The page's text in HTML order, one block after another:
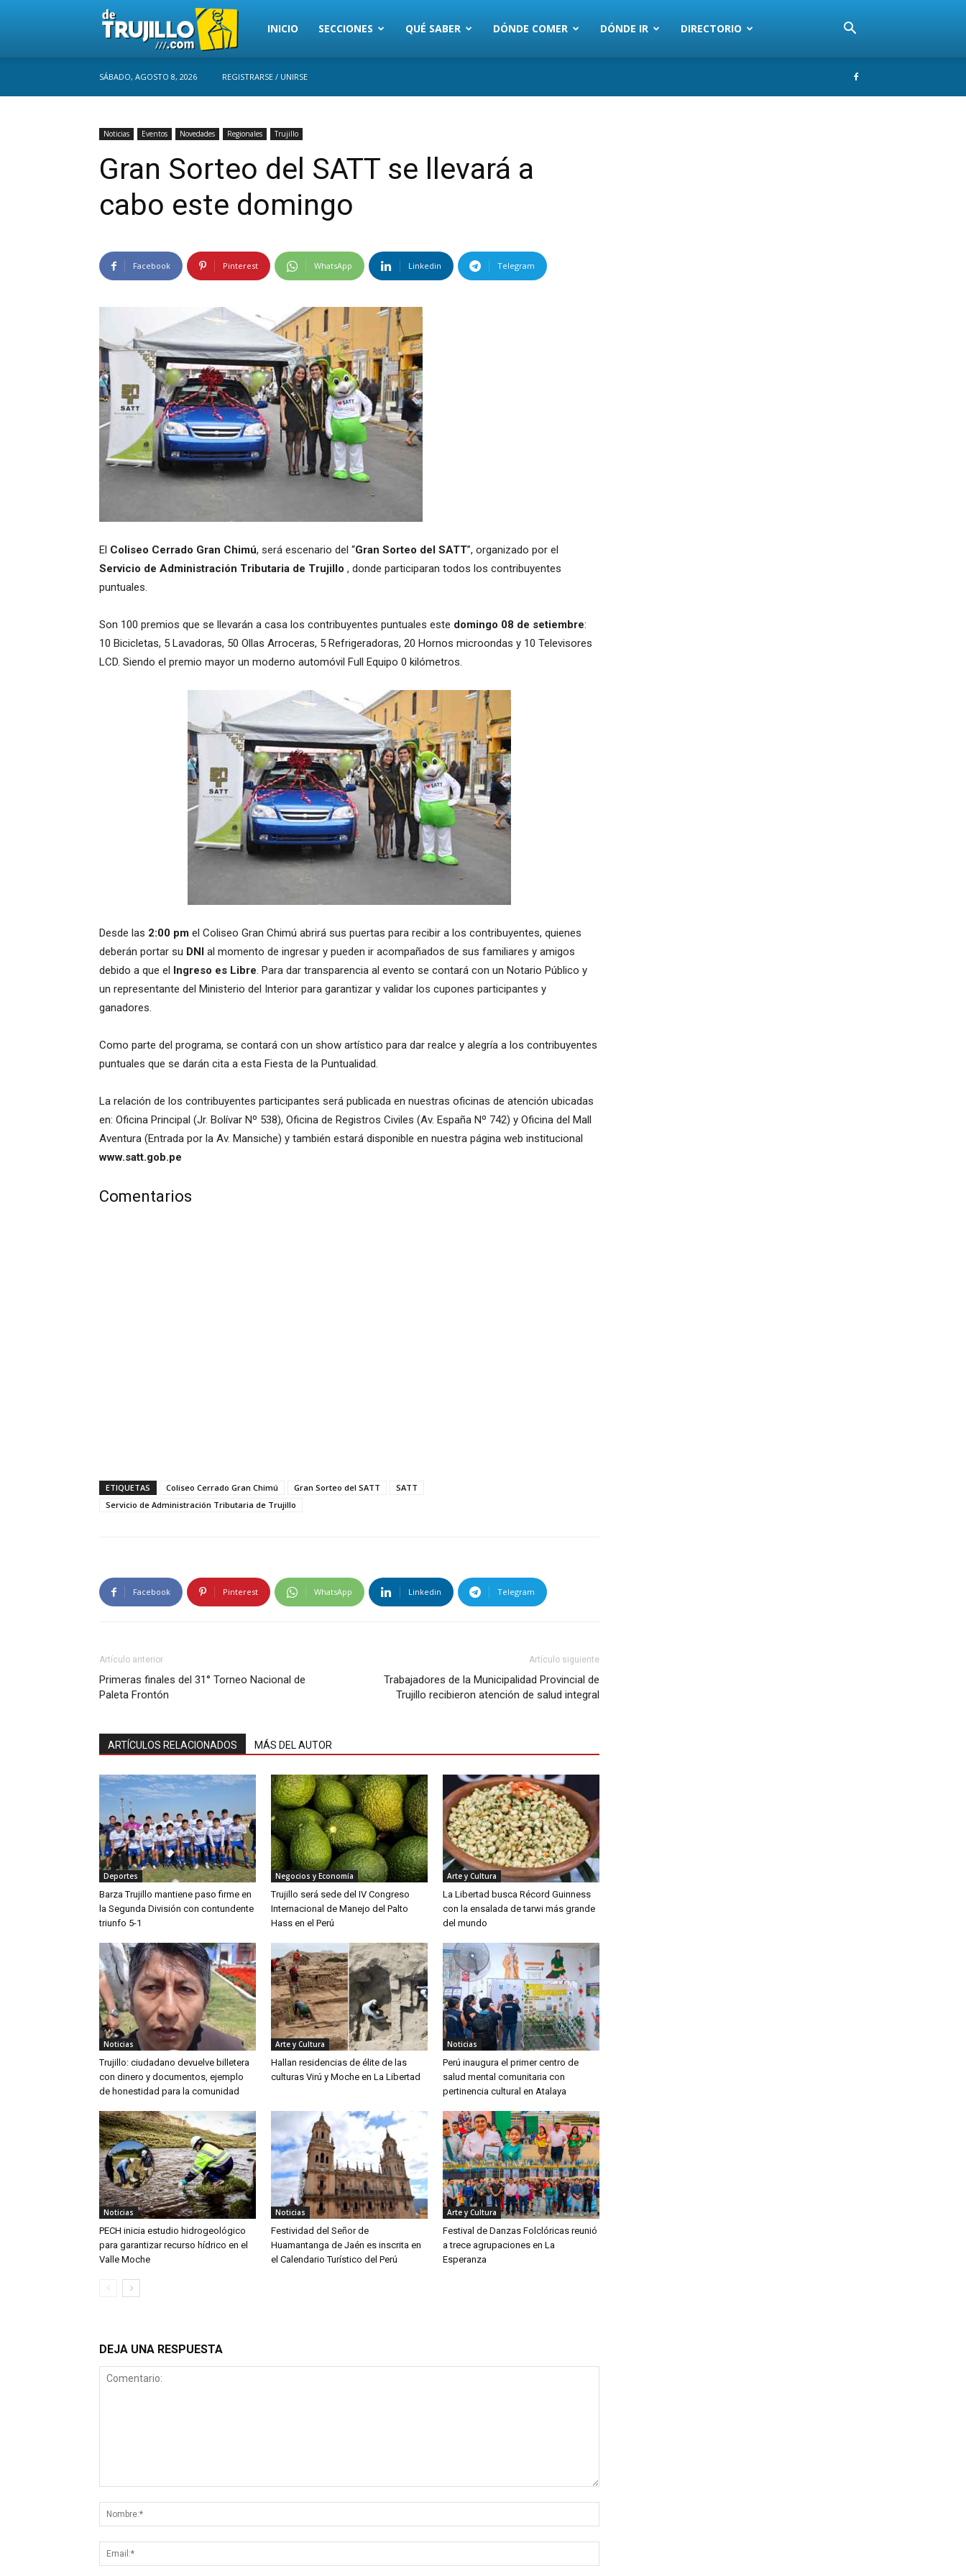
Trujillo
INICIO SECCIONES QUÉ SABER DÓNDE COMER DÓNDE IR DIRECTORIO
SÁBADO, AGOSTO 8, 2026 REGISTRARSE / UNIRSE
Noticias Eventos Novedades Regionales Trujillo
Gran Sorteo del SATT se llevará a
cabo este domingo
Facebook Pinterest WhatsApp Linkedin Telegram
El Coliseo Cerrado Gran Chimú, será escenario del “Gran Sorteo del SATT”, organizado por el
Servicio de Administración Tributaria de Trujillo , donde participaran todos los contribuyentes
puntuales.
Son 100 premios que se llevarán a casa los contribuyentes puntuales este domingo 08 de setiembre:
10 Bicicletas, 5 Lavadoras, 50 Ollas Arroceras, 5 Refrigeradoras, 20 Hornos microondas y 10 Televisores
LCD. Siendo el premio mayor un moderno automóvil Full Equipo 0 kilómetros.
Desde las 2:00 pm el Coliseo Gran Chimú abrirá sus puertas para recibir a los contribuyentes, quienes
deberán portar su DNI al momento de ingresar y pueden ir acompañados de sus familiares y amigos
debido a que el Ingreso es Libre. Para dar transparencia al evento se contará con un Notario Público y
un representante del Ministerio del Interior para garantizar y validar los cupones participantes y
ganadores.
Como parte del programa, se contará con un show artístico para dar realce y alegría a los contribuyentes
puntuales que se darán cita a esta Fiesta de la Puntualidad.
La relación de los contribuyentes participantes será publicada en nuestras oficinas de atención ubicadas
en: Oficina Principal (Jr. Bolívar Nº 538), Oficina de Registros Civiles (Av. España Nº 742) y Oficina del Mall
Aventura (Entrada por la Av. Mansiche) y también estará disponible en nuestra página web institucional
www.satt.gob.pe
Comentarios
ETIQUETAS Coliseo Cerrado Gran Chimú Gran Sorteo del SATT
SATT
Servicio de Administración Tributaria de Trujillo
Facebook Pinterest WhatsApp Linkedin Telegram
Artículo anterior
Primeras finales del 31° Torneo Nacional de
Paleta Frontón
Artículo siguiente
Trabajadores de la Municipalidad Provincial de
Trujillo recibieron atención de salud integral
ARTÍCULOS RELACIONADOS MÁS DEL AUTOR
Deportes
Barza Trujillo mantiene paso firme en
la Segunda División con contundente
triunfo 5-1
Negocios y Economía
Trujillo será sede del IV Congreso
Internacional de Manejo del Palto
Hass en el Perú
Arte y Cultura
La Libertad busca Récord Guinness
con la ensalada de tarwi más grande
del mundo
Noticias
Trujillo: ciudadano devuelve billetera
con dinero y documentos, ejemplo
de honestidad para la comunidad
Arte y Cultura
Hallan residencias de élite de las
culturas Virú y Moche en La Libertad
Noticias
Perú inaugura el primer centro de
salud mental comunitaria con
pertinencia cultural en Atalaya
Noticias
PECH inicia estudio hidrogeológico
para garantizar recurso hídrico en el
Valle Moche
Noticias
Festividad del Señor de
Huamantanga de Jaén es inscrita en
el Calendario Turístico del Perú
Arte y Cultura
Festival de Danzas Folclóricas reunió
a trece agrupaciones en La
Esperanza
DEJA UNA RESPUESTA